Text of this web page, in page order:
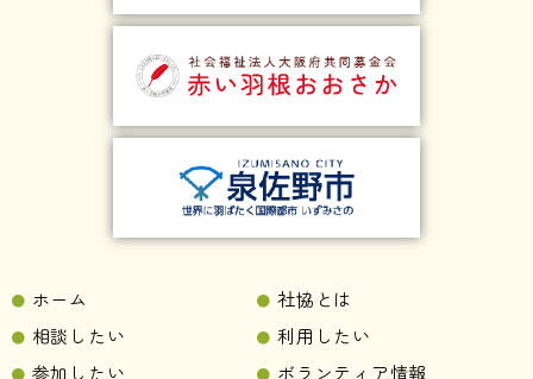
ホーム
社協とは
相談したい
利用したい
参加したい
ボランティア情報